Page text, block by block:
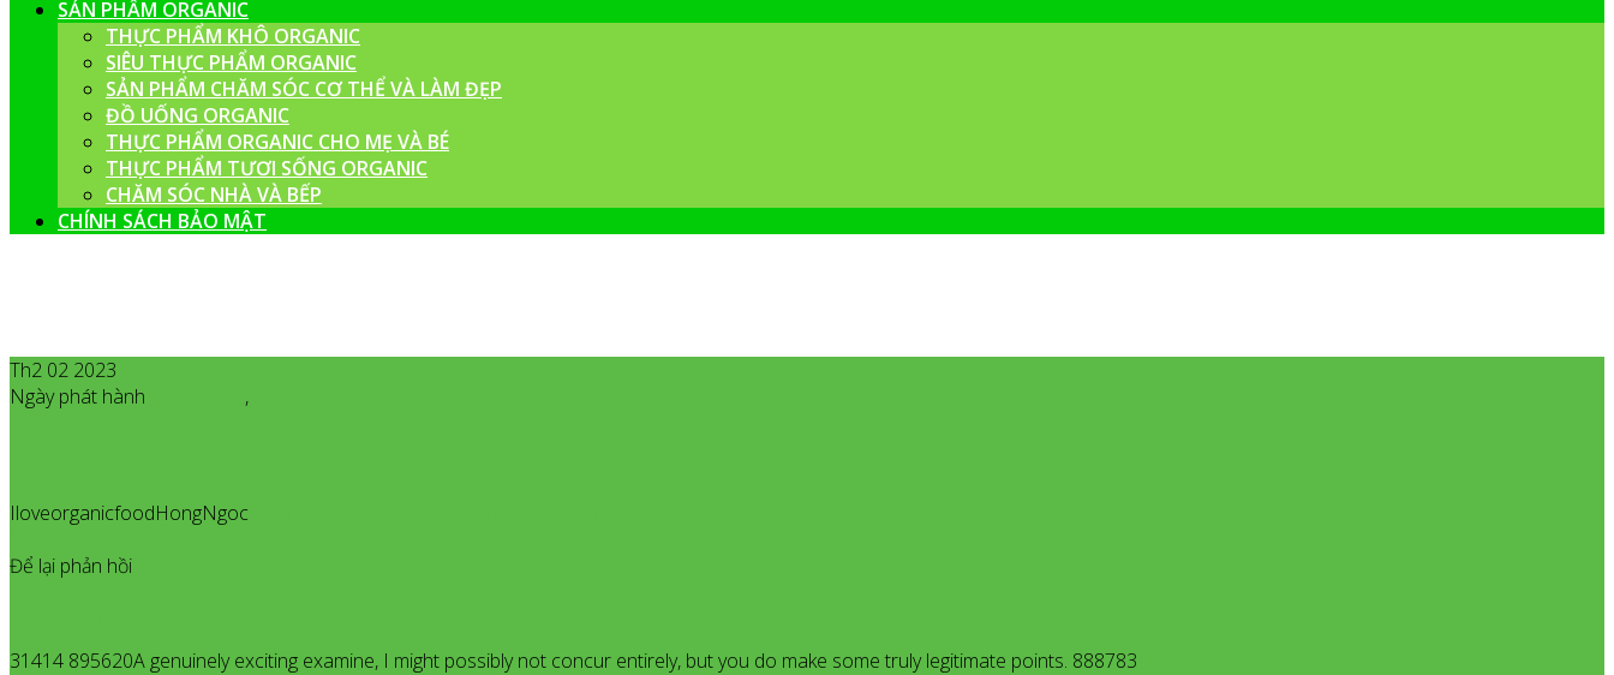
SẢN PHẨM ORGANIC
THỰC PHẨM KHÔ ORGANIC
SIÊU THỰC PHẨM ORGANIC
SẢN PHẨM CHĂM SÓC CƠ THỂ VÀ LÀM ĐẸP
ĐỒ UỐNG ORGANIC
THỰC PHẨM ORGANIC CHO MẸ VÀ BÉ
THỰC PHẨM TƯƠI SỐNG ORGANIC
CHĂM SÓC NHÀ VÀ BẾP
CHÍNH SÁCH BẢO MẬT
Th2 02 2023
Ngày phát hành
,
IloveorganicfoodHongNgoc
Để lại phản hồi
31414 895620A genuinely exciting examine, I might possibly not concur entirely, but you do make some truly legitimate points. 888783